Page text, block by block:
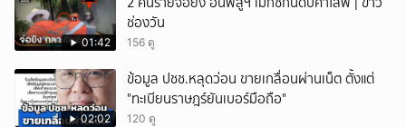
01:42
ช่องวัน
156 ดู
02:02
ข้อมูล ปชช.หลุดว่อน ขายเกลื่อนผ่านเน็ต ตั้งแต่
"ทะเบียนราษฎร์ยันเบอร์มือถือ"
120 ดู